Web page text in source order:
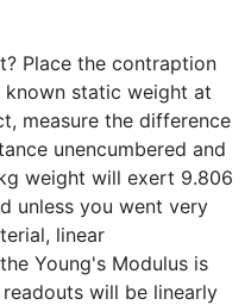
Place the contraption
static weight at
measure the difference
unencumbered and
weight will exert 9.806
unless you went very
linear
Young's Modulus is
will be linearly